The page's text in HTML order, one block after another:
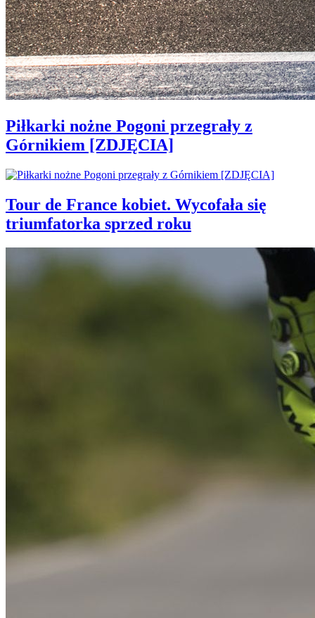
Piłkarki nożne Pogoni przegrały z
Górnikiem [ZDJĘCIA]
Tour de France kobiet. Wycofała się
triumfatorka sprzed roku